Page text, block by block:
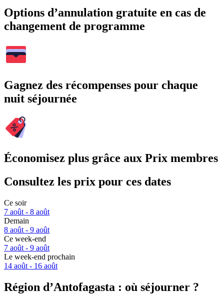
Options d’annulation gratuite en cas de
changement de programme
Gagnez des récompenses pour chaque
nuit séjournée
Économisez plus grâce aux Prix membres
Consultez les prix pour ces dates
Ce soir
7 août - 8 août
Demain
8 août - 9 août
Ce week-end
7 août - 9 août
Le week-end prochain
14 août - 16 août
Région d’Antofagasta : où séjourner ?